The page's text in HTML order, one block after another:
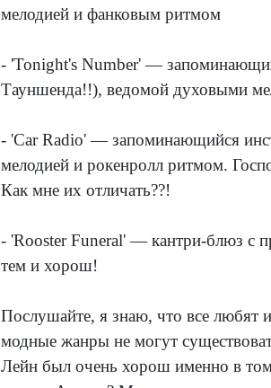
мелодией и фанковым ритмом
- 'Tonight's Number' —
Тауншенда!!), ведомой духовыми
- 'Car Radio' — запоминающийся
мелодией и рокенролл ритмом.
Как мне их отличать??!
- 'Rooster Funeral' — кантри-блюз с
тем и хорош!
Послушайте, я знаю, что все любят
модные жанры не могут
Лейн был очень хорош именно в